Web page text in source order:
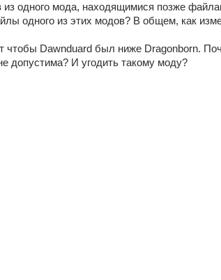
из одного мода, находящимися позже
одного из этих модов? В общем, как
чтобы Dawnduard был ниже Dragonborn.
допустима? И угодить такому моду?